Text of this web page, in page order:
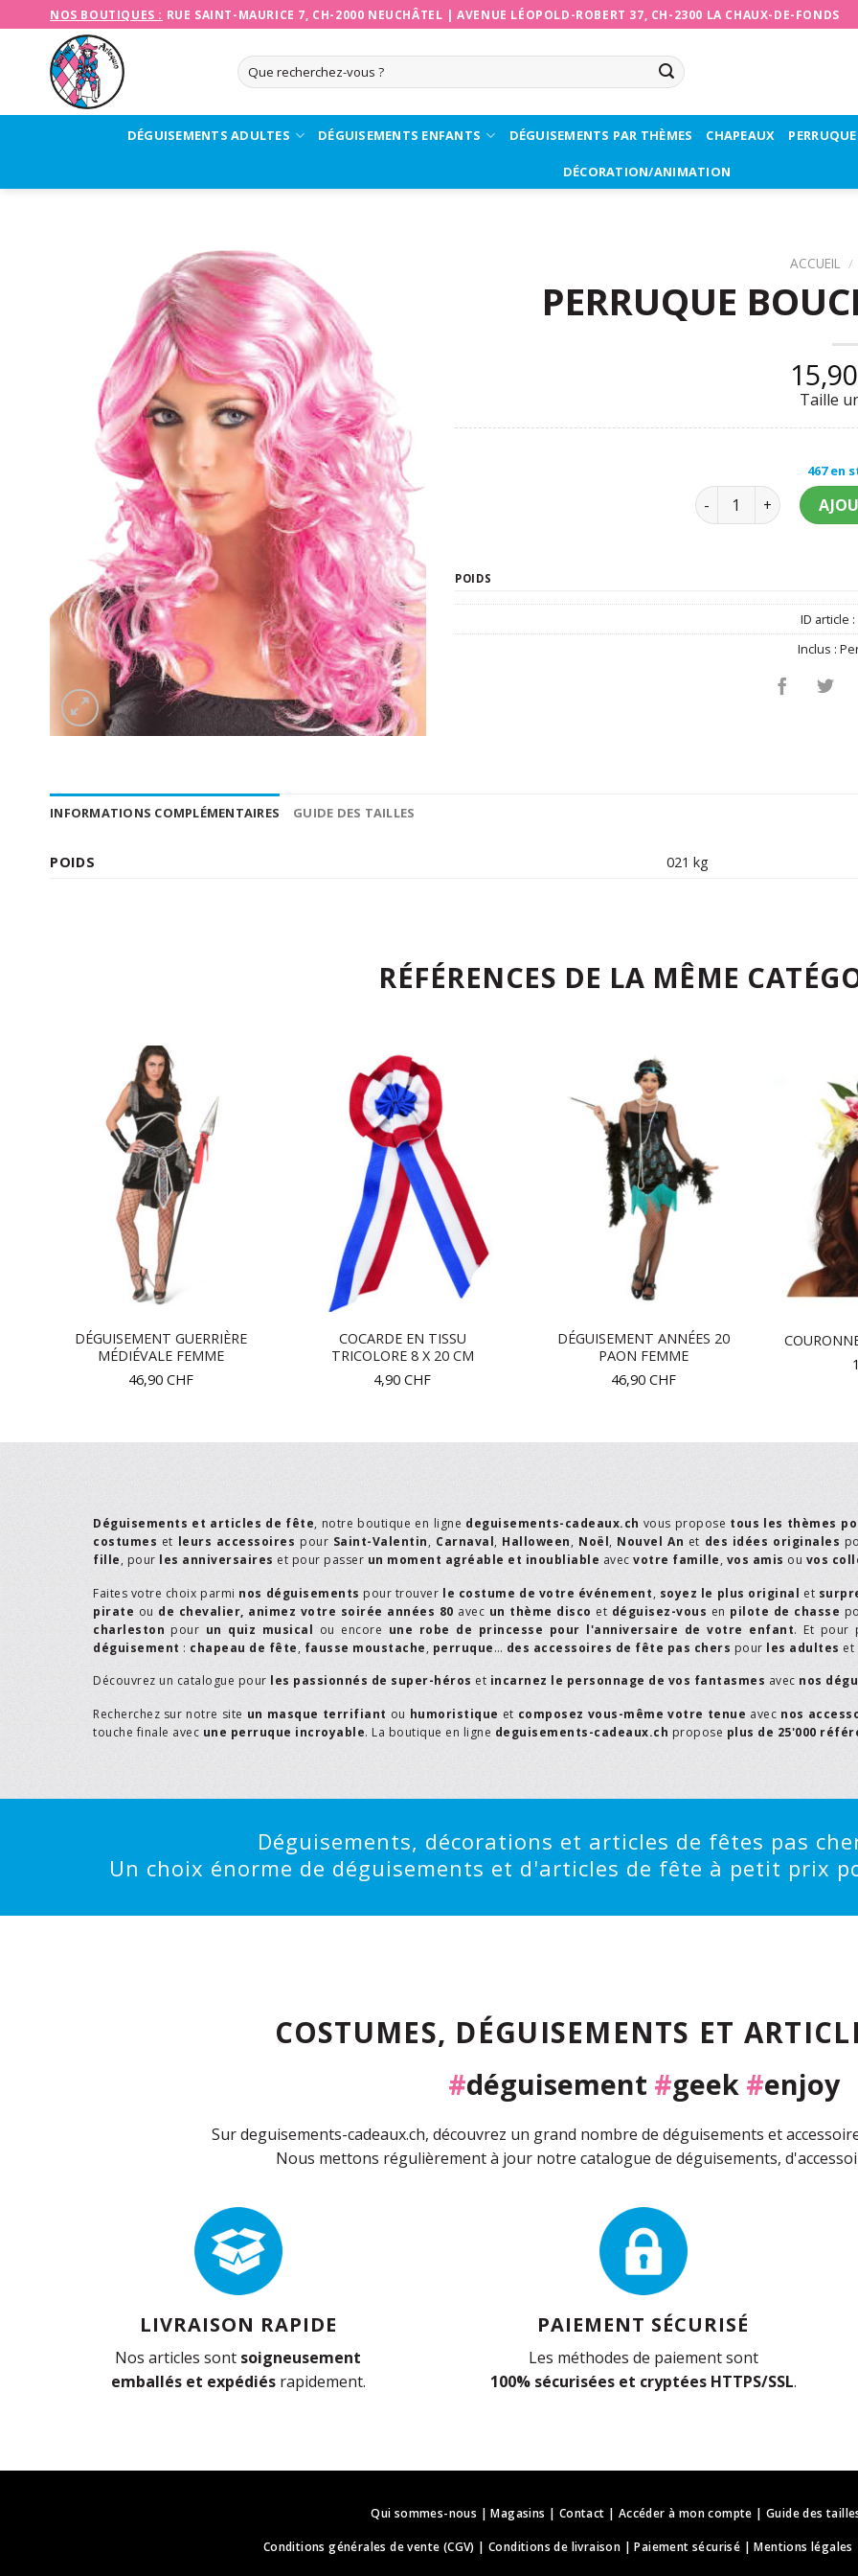
to
content
NOS BOUTIQUES : RUE SAINT-MAURICE 7, CH-2000 NEUCHÂTEL |AVENUE LÉOPOLD-ROBERT 37, CH-2300 LA CHAUX-DE-FONDS
Recherche
pour :
DÉGUISEMENTS ADULTES DÉGUISEMENTS ENFANTS DÉGUISEMENTS PAR THÈMES CHAPEAUX
DÉCORATION/ANIMATION
ACCUEIL /
PERRUQUE
Taille
467 en
quantité de Perruque
POIDS
ID article :
Inclus :
INFORMATIONS COMPLÉMENTAIRES GUIDE DES TAILLES
POIDS 021 kg
RÉFÉRENCES DE LA MÊME
DÉGUISEMENT GUERRIÈRE
MÉDIÉVALE FEMME
46,90 CHF
COCARDE EN TISSU
TRICOLORE 8 X 20 CM
4,90 CHF
DÉGUISEMENT ANNÉES 20
PAON FEMME
46,90 CHF
Déguisements et articles de fête, notre boutique en ligne deguisements-cadeaux.ch vous propose tous les thèmes
costumes et leurs accessoires pour Saint-Valentin, Carnaval, Halloween, Noël, Nouvel An et des idées originales
fille, pour les anniversaires et pour passer un moment agréable et inoubliable avec votre famille, vos amis ou vos
Faites votre choix parmi nos déguisements pour trouver le costume de votre événement, soyez le plus original et
pirate ou de chevalier, animez votre soirée années 80 avec un thème disco et déguisez-vous en pilote de chasse
charleston pour un quiz musical ou encore une robe de princesse pour l'anniversaire de votre enfant. Et pour
déguisement : chapeau de fête, fausse moustache, perruque… des accessoires de fête pas chers pour les adultes et
Découvrez un catalogue pour les passionnés de super-héros et incarnez le personnage de vos fantasmes avec nos
Recherchez sur notre site un masque terrifiant ou humoristique et composez vous-même votre tenue avec nos
touche finale avec une perruque incroyable. La boutique en ligne deguisements-cadeaux.ch propose plus de 25'000
Déguisements, décorations et articles de fêtes pas
Un choix énorme de déguisements et d'articles de fête à petit prix
COSTUMES, DÉGUISEMENTS ET
#déguisement #geek #enjoy
Sur deguisements-cadeaux.ch, découvrez un grand nombre de déguisements et
Nous mettons régulièrement à jour notre catalogue de déguisements,
LIVRAISON RAPIDE
Nos articles sont soigneusement
emballés et expédiésrapidement.
PAIEMENT SÉCURISÉ
Les méthodes de paiement sont
100% sécurisées et cryptées HTTPS/SSL.
Qui sommes-nous |Magasins | Contact | Accéder à mon compte |Guide des
Conditions générales de vente (CGV) | Conditions de livraison |Paiement sécurisé |Mentions légales